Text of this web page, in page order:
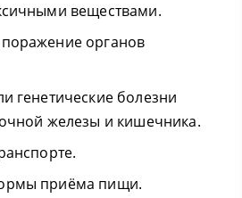
веществами.
органов
генетические болезни
железы и кишечника.
приёма пищи.